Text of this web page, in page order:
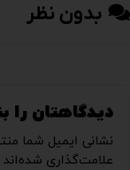
بدون نظر
دیدگاهتان را
نشانی ایمیل شما
علامت‌گذاری شده‌اند